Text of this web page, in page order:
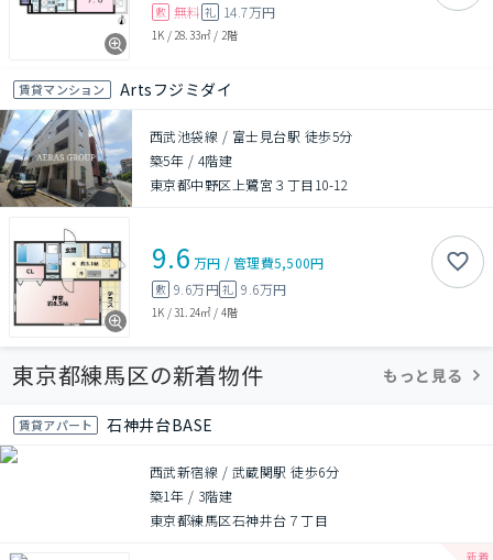
敷 無料 礼 14.7万円
1K / 28.33㎡ / 2階
賃貸マンション Artsフジミダイ
西武池袋線 / 富士見台駅 徒歩5分
築5年 / 4階建
東京都中野区上鷺宮３丁目10-12
9.6 万円 /管理費5,500円
敷 9.6万円礼 9.6万円
1K /31.24㎡ / 4階
東京都練馬区の新着物件 もっと見る
賃貸アパート 石神井台BASE
西武新宿線 / 武蔵関駅 徒歩6分
築1年 / 3階建
東京都練馬区石神井台７丁目